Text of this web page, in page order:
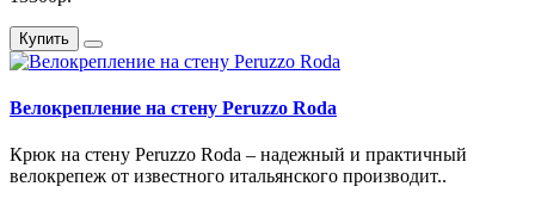
Купить
Велокрепление на стену Peruzzo Roda
Крюк на стену Peruzzo Roda – надежный и практичный
велокрепеж от известного итальянского производит..